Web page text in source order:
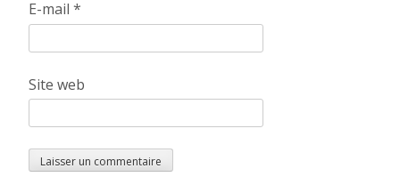
E-mail *
Site web